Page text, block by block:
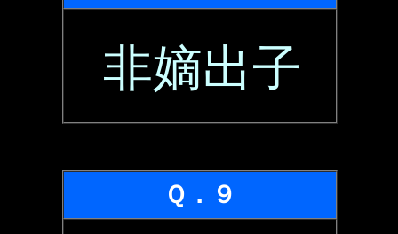
非嫡出子
Ｑ．９